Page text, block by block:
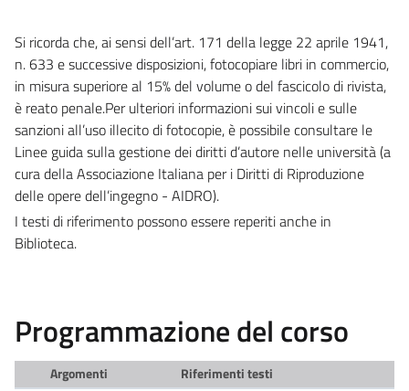
Si ricorda che, ai sensi dell’art. 171 della legge 22 aprile 1941,
n. 633 e successive disposizioni, fotocopiare libri in commercio,
in misura superiore al 15% del volume o del fascicolo di rivista,
è reato penale.Per ulteriori informazioni sui vincoli e sulle
sanzioni all’uso illecito di fotocopie, è possibile consultare le
Linee guida sulla gestione dei diritti d’autore nelle università (a
cura della Associazione Italiana per i Diritti di Riproduzione
delle opere dell’ingegno - AIDRO).
I testi di riferimento possono essere reperiti anche in
Biblioteca.
Programmazione del corso
Argomenti
Riferimenti testi